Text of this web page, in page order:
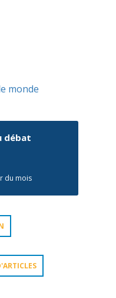
monde
débat
du mois